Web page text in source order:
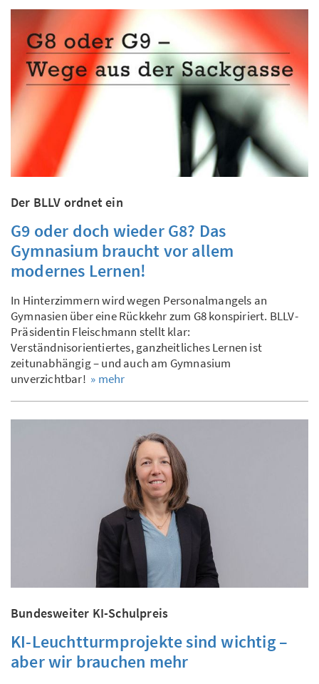
Der BLLV ordnet ein
G9 oder doch wieder G8? Das
Gymnasium braucht vor allem
modernes Lernen!
In Hinterzimmern wird wegen Personalmangels an
Gymnasien über eine Rückkehr zum G8 konspiriert. BLLV-
Präsidentin Fleischmann stellt klar:
Verständnisorientiertes, ganzheitliches Lernen ist
zeitunabhängig – und auch am Gymnasium
unverzichtbar! » mehr
Bundesweiter KI-Schulpreis
KI-Leuchtturmprojekte sind wichtig –
aber wir brauchen mehr